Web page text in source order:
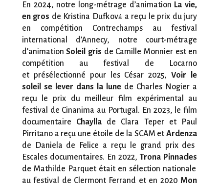
En 2024, notre long-métrage d’animation La vie,
en gros de Kristina Dufková a reçu le prix du jury
en compétition Contrechamps au festival
international d’Annecy, notre court-métrage
d’animationSoleil gris de Camille Monnier est en
compétition au festival de Locarno
et présélectionné pour les César 2025,Voir le
soleil se lever dans la lune de Charles Nogier a
reçu le prix du meilleur film expérimental au
festival de Cinanima au Portugal. En 2023, le film
documentaire Chaylla de Clara Teper et Paul
Pirritano a reçu une étoile de la SCAM etArdenza
de Daniela de Felice a reçu le grand prix des
Escales documentaires. En 2022,Trona Pinnacles
de Mathilde Parquet était en sélection nationale
au festival de Clermont Ferrand et en 2020Mon